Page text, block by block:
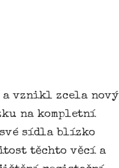
a vznikl zcela nový
na kompletní
své sídla blízko
těchto věcí a